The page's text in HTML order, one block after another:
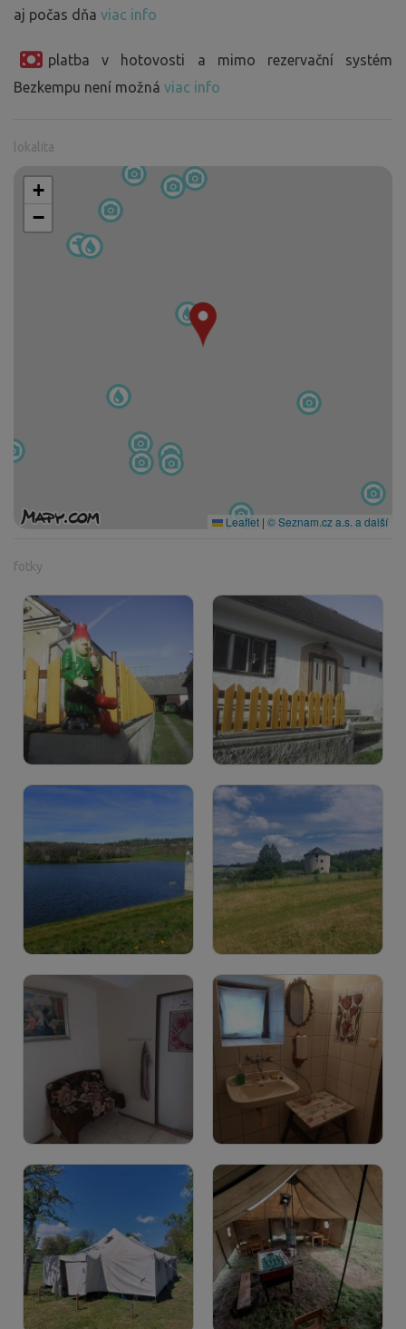
aj počas dňa viac info
platba v hotovosti a mimo rezervační systém
Bezkempu není možná viac info
lokalita
+
−
Leaflet | © Seznam.cz a.s. a další
fotky